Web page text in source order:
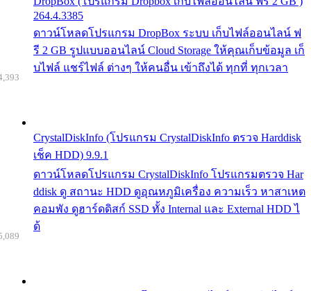
264.4.3385
ดาวน์โหลดโปรแกรม DropBox ระบบ เก็บไฟล์ออนไลน์ ฟ
รี 2 GB รูปแบบออนไลน์ Cloud Storage ให้คุณเก็บข้อมูล เก็
บไฟล์ แชร์ไฟล์ ต่างๆ ให้คนอื่น เข้าถึงได้ ทุกที่ ทุกเวลา
CrystalDiskInfo (โปรแกรม CrystalDiskInfo ตรวจ Harddisk
เช็ค HDD) 9.9.1
ดาวน์โหลดโปรแกรม CrystalDiskInfo โปรแกรมตรวจ Har
ddisk ดู สถานะ HDD ดูอุณหภูมิเครื่อง ความเร็ว หาสาเหต
คอมพัง ดูฮาร์ดดิสก์ SSD ทั้ง Internal และ External HDD ไ
ด้